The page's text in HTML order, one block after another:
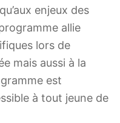
enjeux des
allie
lors de
mais aussi à la
est
à tout jeune de